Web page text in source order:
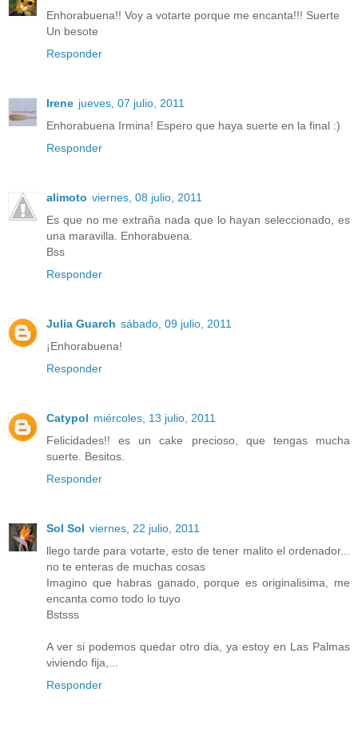
Enhorabuena!! Voy a votarte porque me encanta!!! Suerte
Un besote
Responder
Irene jueves, 07 julio, 2011
Enhorabuena Irmina! Espero que haya suerte en la final :)
Responder
alimoto viernes, 08 julio, 2011
Es que no me extraña nada que lo hayan seleccionado, es
una maravilla. Enhorabuena.
Bss
Responder
Julia Guarch sábado, 09 julio, 2011
¡Enhorabuena!
Responder
Catypol miércoles, 13 julio, 2011
Felicidades!! es un cake precioso, que tengas mucha
suerte. Besitos.
Responder
Sol Sol viernes, 22 julio, 2011
llego tarde para votarte, esto de tener malito el ordenador...
no te enteras de muchas cosas
Imagino que habras ganado, porque es originalisima, me
encanta como todo lo tuyo
Bstsss
A ver si podemos quedar otro dia, ya estoy en Las Palmas
viviendo fija,...
Responder